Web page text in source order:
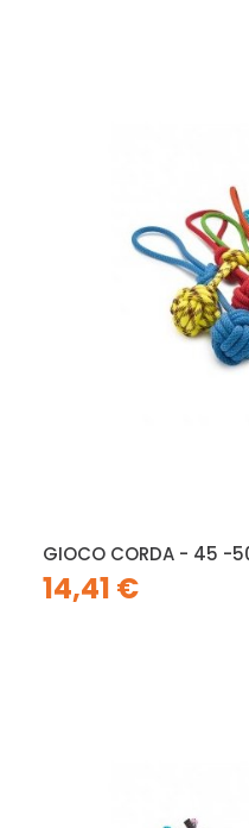
GIOCO CORDA - 45 -
14,41 €